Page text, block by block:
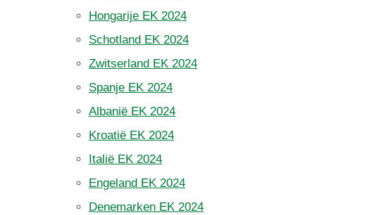
Hongarije EK 2024
Schotland EK 2024
Zwitserland EK 2024
Spanje EK 2024
Albanië EK 2024
Kroatië EK 2024
Italië EK 2024
Engeland EK 2024
Denemarken EK 2024